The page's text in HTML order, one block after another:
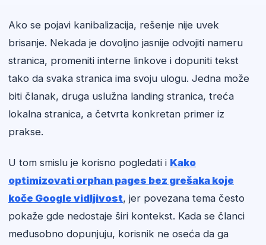
Ako se pojavi kanibalizacija, rešenje nije uvek
brisanje. Nekada je dovoljno jasnije odvojiti nameru
stranica, promeniti interne linkove i dopuniti tekst
tako da svaka stranica ima svoju ulogu. Jedna može
biti članak, druga uslužna landing stranica, treća
lokalna stranica, a četvrta konkretan primer iz
prakse.
U tom smislu je korisno pogledati i Kako
optimizovati orphan pages bez grešaka koje
koče Google vidljivost, jer povezana tema često
pokaže gde nedostaje širi kontekst. Kada se članci
međusobno dopunjuju, korisnik ne oseća da ga